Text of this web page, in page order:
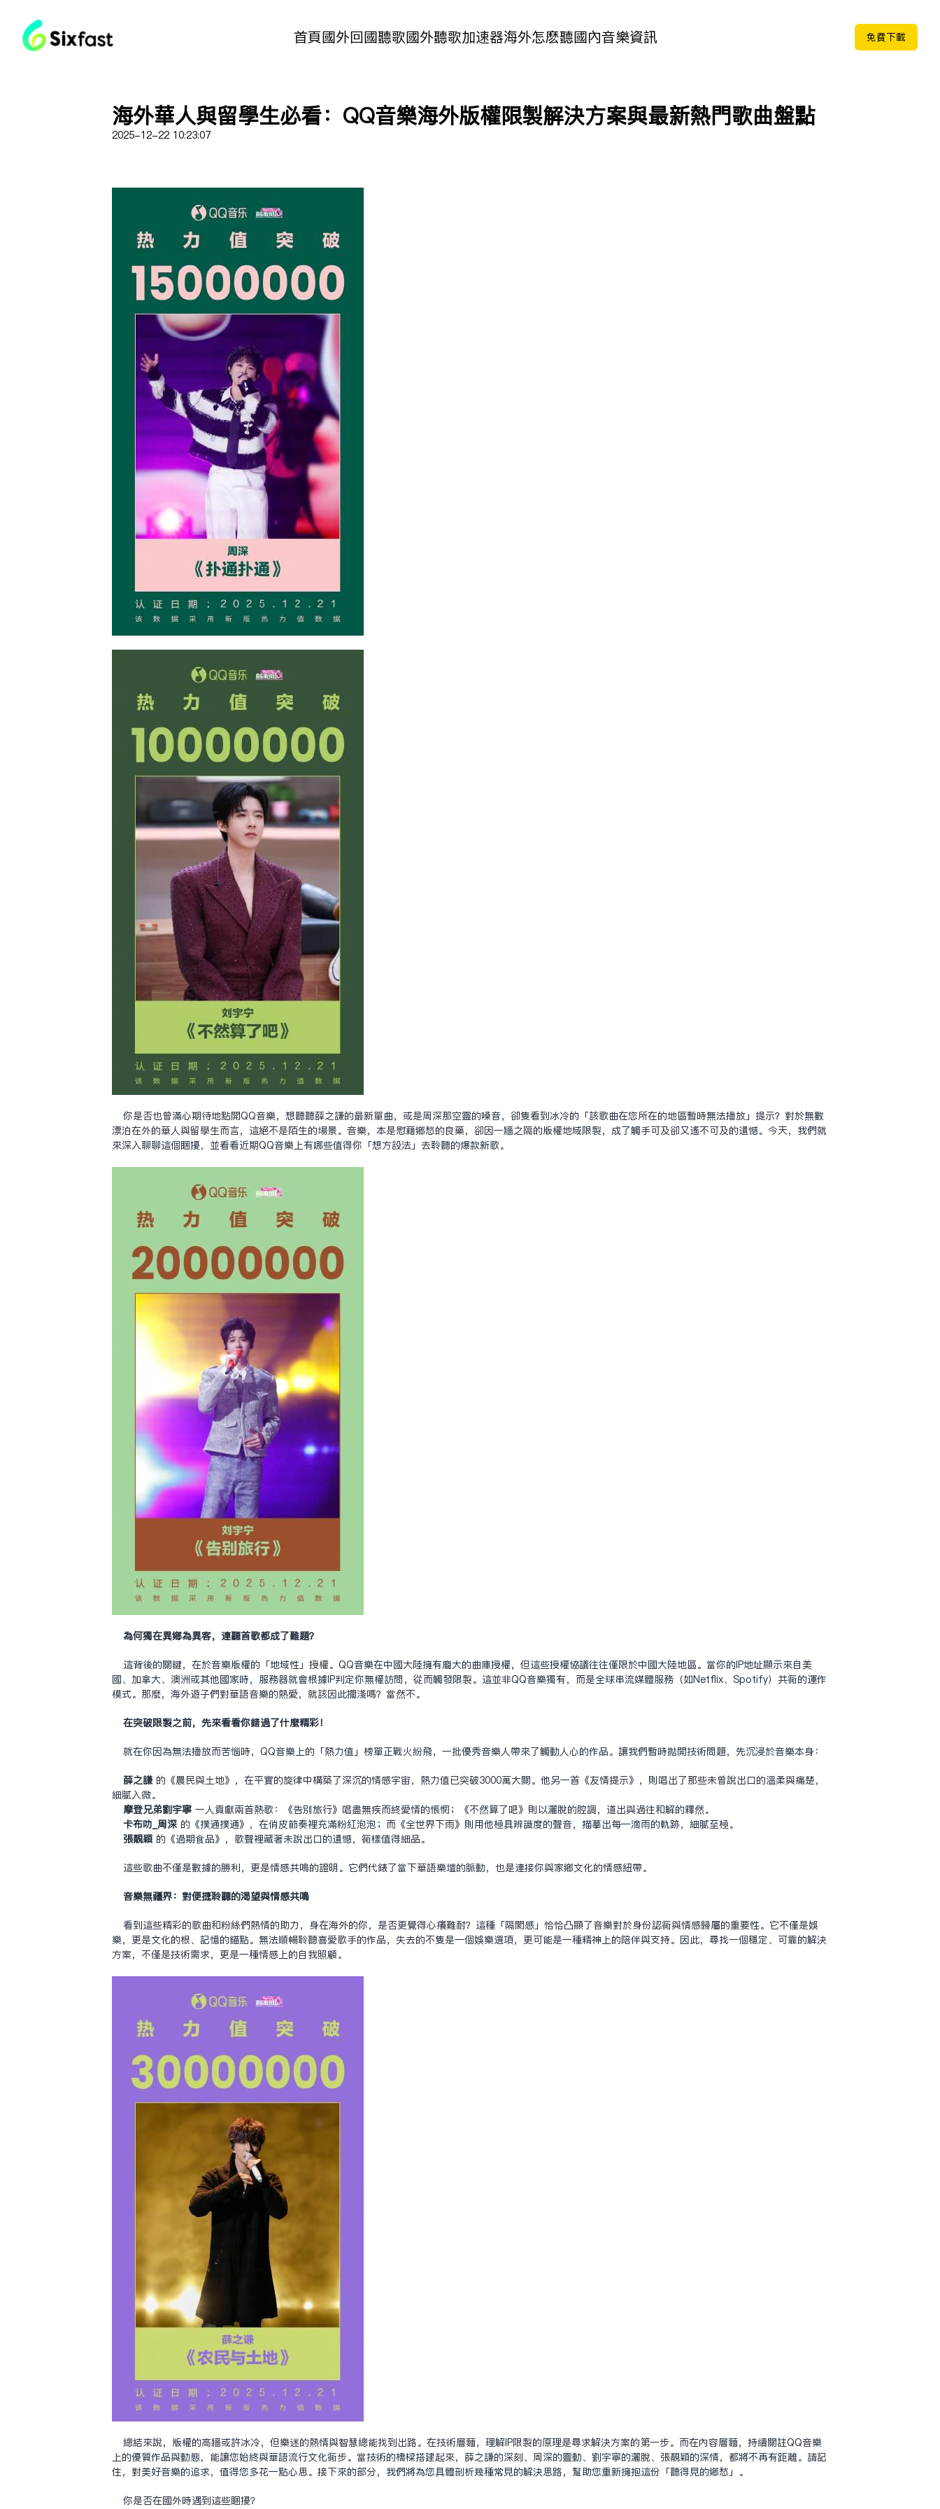
首頁國外回國聽歌國外聽歌加速器海外怎麽聽國內音樂資訊 免费下载
海外华人與留學生必看：QQ音樂海外版權限制解決方案與最新熱門歌曲盤點
2025-12-22 10:23:07
你是否也曾滿心期待地點開QQ音樂，想聽聽薛之謙的最新單曲，或是周深那空靈的嗓音，卻只看到冰冷的「該歌曲在您所在的地區暫時無法播放」提示？對於無數
漂泊在外的華人與留學生而言，這絕不是陌生的場景。音樂，本是慰藉鄉愁的良藥，卻因一牆之隔的版權地域限制，成了觸手可及卻又遙不可及的遺憾。今天，我們就
來深入聊聊這個困擾，並看看近期QQ音樂上有哪些值得你「想方設法」去聆聽的爆款新歌。
為何獨在異鄉為異客，連聽首歌都成了難題？
這背後的關鍵，在於音樂版權的「地域性」授權。QQ音樂在中國大陸擁有龐大的曲庫授權，但這些授權協議往往僅限於中國大陸地區。當你的IP地址顯示來自美
國、加拿大、澳洲或其他國家時，服務器就會根據IP判定你無權訪問，從而觸發限制。這並非QQ音樂獨有，而是全球串流媒體服務（如Netflix、Spotify）共同的運作
模式。那麼，海外遊子們對華語音樂的熱愛，就該因此擱淺嗎？當然不。
在突破限制之前，先來看看你錯過了什麼精彩！
就在你因為無法播放而苦惱時，QQ音樂上的「熱力值」榜單正戰火紛飛，一批優秀音樂人帶來了觸動人心的作品。讓我們暫時拋開技術問題，先沉浸於音樂本身：
薛之謙的《農民與土地》，在平實的旋律中構築了深沉的情感宇宙，熱力值已突破3000萬大關。他另一首《友情提示》，則唱出了那些未曾說出口的溫柔與痛楚，
細膩入微。
摩登兄弟劉宇寧 一人貢獻兩首熱歌：《告別旅行》唱盡無疾而終愛情的悵惘；《不然算了吧》則以灑脫的腔調，道出與過往和解的釋然。
卡布叻_周深 的《撲通撲通》，在俏皮節奏裡充滿粉紅泡泡；而《全世界下雨》則用他極具辨識度的聲音，描摹出每一滴雨的軌跡，細膩至極。
張靚穎 的《過期食品》，歌聲裡藏著未說出口的遺憾，同樣值得細品。
這些歌曲不僅是數據的勝利，更是情感共鳴的證明。它們代表了當下華語樂壇的脈動，也是連接你與家鄉文化的情感紐帶。
音樂無疆界：對便捷聆聽的渴望與情感共鳴
看到這些精彩的歌曲和粉絲們熱情的助力，身在海外的你，是否更覺得心癢難耐？這種「隔閡感」恰恰凸顯了音樂對於身份認同與情感歸屬的重要性。它不僅是娛
樂，更是文化的根、記憶的錨點。無法順暢聆聽喜愛歌手的作品，失去的不只是一個娛樂選項，更可能是一種精神上的陪伴與支持。因此，尋找一個穩定、可靠的解決
方案，不僅是技術需求，更是一種情感上的自我照顧。
總結來說，版權的高牆或許冰冷，但樂迷的熱情與智慧總能找到出路。在技術層面，理解IP限制的原理是尋求解決方案的第一步。而在內容層面，持續關注QQ音樂
上的優質作品與動態，能讓您始終與華語流行文化同步。當技術的橋樑搭建起來，薛之謙的深刻、周深的靈動、劉宇寧的灑脫、張靚穎的深情，都將不再有距離。請記
住，對美好音樂的追求，值得您多花一點心思。接下來的部分，我們將為您具體剖析幾種常見的解決思路，幫助您重新擁抱這份「聽得見的鄉愁」。
你是否在國外時遇到這些困擾？